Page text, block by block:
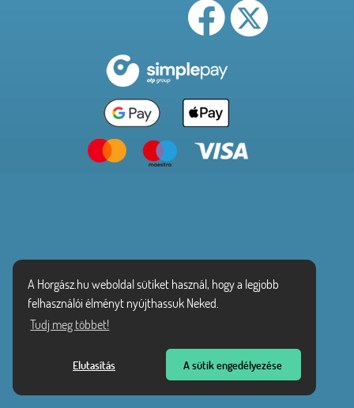
A Horgász.hu weboldal sütiket használ, hogy a legjobb
felhasználói élményt nyújthassuk Neked.
Tudj meg többet!
Elutasítás A sütik engedélyezése